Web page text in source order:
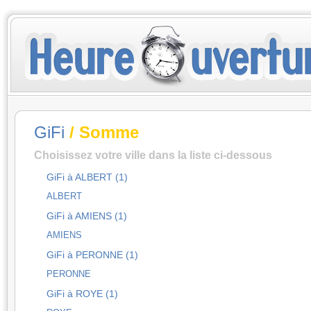
GiFi / Somme
Choisissez votre ville dans la liste ci-dessous
GiFi à ALBERT (1)
ALBERT
GiFi à AMIENS (1)
AMIENS
GiFi à PERONNE (1)
PERONNE
GiFi à ROYE (1)